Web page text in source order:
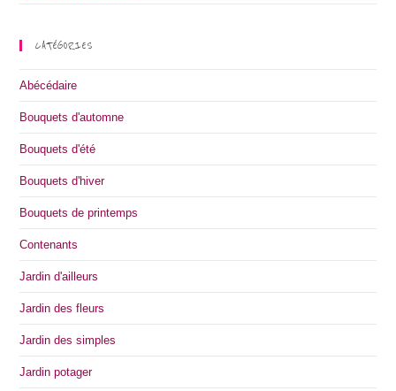
CATÉGORIES
Abécédaire
Bouquets d'automne
Bouquets d'été
Bouquets d'hiver
Bouquets de printemps
Contenants
Jardin d'ailleurs
Jardin des fleurs
Jardin des simples
Jardin potager